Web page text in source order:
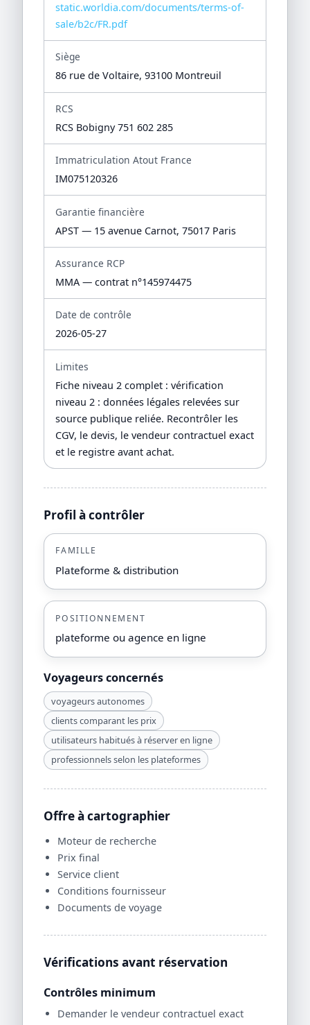
static.worldia.com/documents/terms-of-
sale/b2c/FR.pdf
Siège
86 rue de Voltaire, 93100 Montreuil
RCS
RCS Bobigny 751 602 285
Immatriculation Atout France
IM075120326
Garantie financière
APST — 15 avenue Carnot, 75017 Paris
Assurance RCP
MMA — contrat n°145974475
Date de contrôle
2026-05-27
Limites
Fiche niveau 2 complet : vérification
niveau 2 : données légales relevées sur
source publique reliée. Recontrôler les
CGV, le devis, le vendeur contractuel exact
et le registre avant achat.
Profil à contrôler
FAMILLE
Plateforme & distribution
POSITIONNEMENT
plateforme ou agence en ligne
Voyageurs concernés
voyageurs autonomes
clients comparant les prix
utilisateurs habitués à réserver en ligne
professionnels selon les plateformes
Offre à cartographier
Moteur de recherche
Prix final
Service client
Conditions fournisseur
Documents de voyage
Vérifications avant réservation
Contrôles minimum
Demander le vendeur contractuel exact